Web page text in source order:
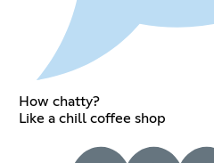
How chatty?
Like a chill coffee shop